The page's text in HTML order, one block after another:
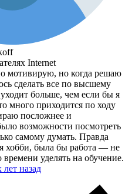
Internet
мотивирую, но когда решаю
сделать все по высшему
больше, чем если бы я
много приходится по ходу
посложнее и
возможности посмотреть
самому думать. Правда
хобби, была бы работа — не
уделять на обучение.
лет назад